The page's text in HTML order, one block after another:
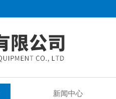
新闻中心